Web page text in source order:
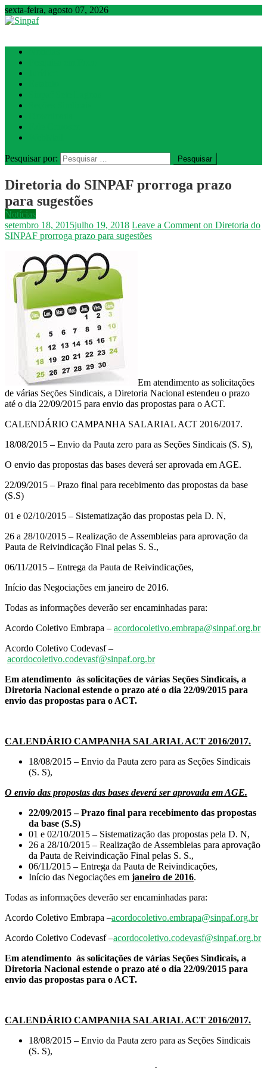
sexta-feira, agosto 07, 2026
Pesquisar por:
Diretoria do SINPAF prorroga prazo
para sugestões
Notícias
setembro 18, 2015julho 19, 2018 Leave a Comment on Diretoria do
SINPAF prorroga prazo para sugestões
Em atendimento as solicitações
de várias Seções Sindicais, a Diretoria Nacional estendeu o prazo
até o dia 22/09/2015 para envio das propostas para o ACT.
CALENDÁRIO CAMPANHA SALARIAL ACT 2016/2017.
18/08/2015 – Envio da Pauta zero para as Seções Sindicais (S. S),
O envio das propostas das bases deverá ser aprovada em AGE.
22/09/2015 – Prazo final para recebimento das propostas da base
(S.S)
01 e 02/10/2015 – Sistematização das propostas pela D. N,
26 a 28/10/2015 – Realização de Assembleias para aprovação da
Pauta de Reivindicação Final pelas S. S.,
06/11/2015 – Entrega da Pauta de Reivindicações,
Início das Negociações em janeiro de 2016.
Todas as informações deverão ser encaminhadas para:
Acordo Coletivo Embrapa – acordocoletivo.embrapa@sinpaf.org.br
Acordo Coletivo Codevasf –
acordocoletivo.codevasf@sinpaf.org.br
Em atendimento às solicitações de várias Seções Sindicais, a
Diretoria Nacional estende o prazo até o dia 22/09/2015 para
envio das propostas para o ACT.
CALENDÁRIO CAMPANHA SALARIAL ACT 2016/2017.
18/08/2015 – Envio da Pauta zero para as Seções Sindicais
(S. S),
O envio das propostas das bases deverá ser aprovada em AGE.
22/09/2015 – Prazo final para recebimento das propostas
da base (S.S)
01 e 02/10/2015 – Sistematização das propostas pela D. N,
26 a 28/10/2015 – Realização de Assembleias para aprovação
da Pauta de Reivindicação Final pelas S. S.,
06/11/2015 – Entrega da Pauta de Reivindicações,
Início das Negociações em janeiro de 2016.
Todas as informações deverão ser encaminhadas para:
Acordo Coletivo Embrapa –acordocoletivo.embrapa@sinpaf.org.br
Acordo Coletivo Codevasf –acordocoletivo.codevasf@sinpaf.org.br
Em atendimento às solicitações de várias Seções Sindicais, a
Diretoria Nacional estende o prazo até o dia 22/09/2015 para
envio das propostas para o ACT.
CALENDÁRIO CAMPANHA SALARIAL ACT 2016/2017.
18/08/2015 – Envio da Pauta zero para as Seções Sindicais
(S. S),